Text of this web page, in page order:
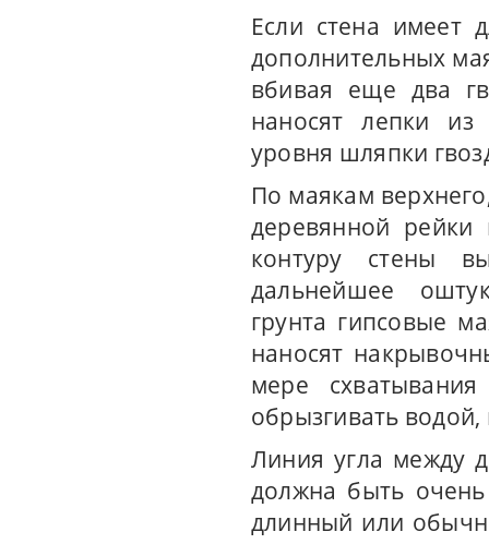
Если стена имеет
дополнительных
вбивая еще два
наносят лепки
уровня шляпки
По маякам
деревянной
контуру стены
дальнейшее
грунта гипсовые
наносят
мере
обрызгивать
Линия угла между
должна быть
длинный или